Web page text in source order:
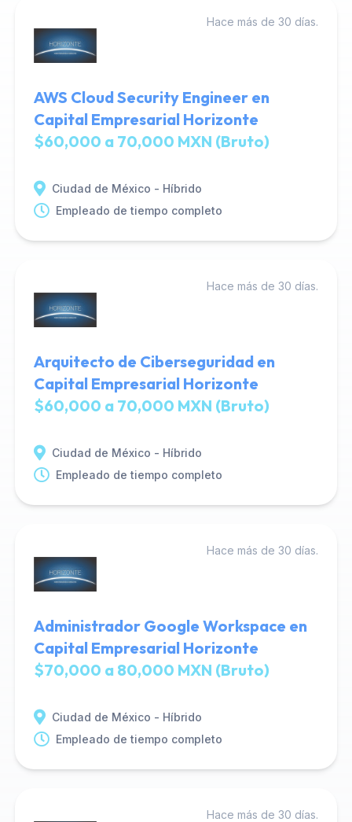
Hace más de 30 días.
AWS Cloud Security Engineer en
Capital Empresarial Horizonte
$60,000 a 70,000 MXN (Bruto)
Ciudad de México - Híbrido
Empleado de tiempo completo
Hace más de 30 días.
Arquitecto de Ciberseguridad en
Capital Empresarial Horizonte
$60,000 a 70,000 MXN (Bruto)
Ciudad de México - Híbrido
Empleado de tiempo completo
Hace más de 30 días.
Administrador Google Workspace en
Capital Empresarial Horizonte
$70,000 a 80,000 MXN (Bruto)
Ciudad de México - Híbrido
Empleado de tiempo completo
Hace más de 30 días.